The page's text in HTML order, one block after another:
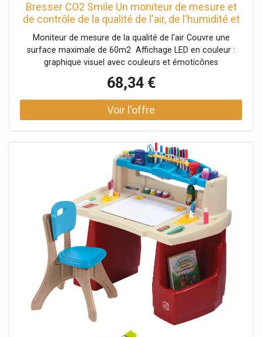
Bresser CO2 Smile Un moniteur de mesure et
de contrôle de la qualité de l'air, de l'humidité et
de la température pour les espaces clos.
Moniteur de mesure de la qualité de l'air Couvre une
surface maximale de 60m2 Affichage LED en couleur :
graphique visuel avec couleurs et émoticônes
Informations claires et intuitives Affichage en direct de la
concentration de CO₂, de la température et de l' humidité
Affichage graphique du taux réel de CO₂ Fonction d'
alarme de dioxyde de carbone Fonction d' alarme pour l'
classe, les maisons, etc.
68,34 €